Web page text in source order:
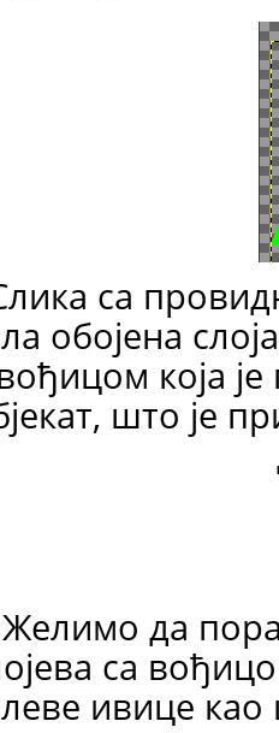
са
обојена
која
што је
Желимо да
са
леве ивице